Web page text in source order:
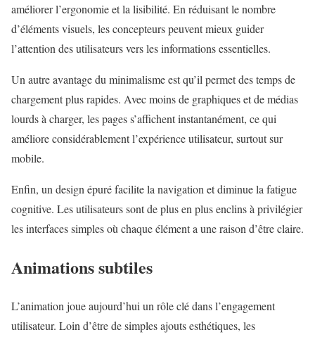
améliorer l’ergonomie et la lisibilité. En réduisant le nombre
d’éléments visuels, les concepteurs peuvent mieux guider
l’attention des utilisateurs vers les informations essentielles.
Un autre avantage du minimalisme est qu’il permet des temps de
chargement plus rapides. Avec moins de graphiques et de médias
lourds à charger, les pages s’affichent instantanément, ce qui
améliore considérablement l’expérience utilisateur, surtout sur
mobile.
Enfin, un design épuré facilite la navigation et diminue la fatigue
cognitive. Les utilisateurs sont de plus en plus enclins à privilégier
les interfaces simples où chaque élément a une raison d’être claire.
Animations subtiles
L’animation joue aujourd’hui un rôle clé dans l’engagement
utilisateur. Loin d’être de simples ajouts esthétiques, les